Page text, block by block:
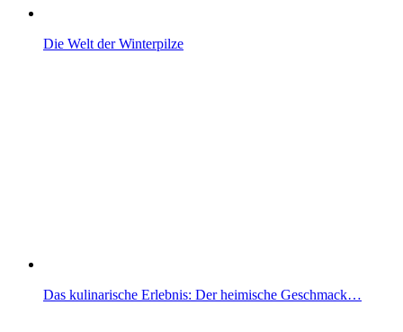
Die Welt der Winterpilze
Das kulinarische Erlebnis: Der heimische Geschmack…